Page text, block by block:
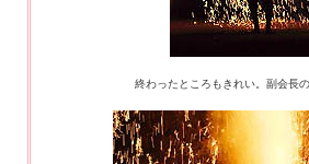
終わったところもきれい。副会長の